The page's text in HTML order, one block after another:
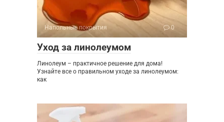
Напольные покрытия 0
Уход за линолеумом
Линолеум – практичное решение для дома!
Узнайте все о правильном уходе за линолеумом:
как